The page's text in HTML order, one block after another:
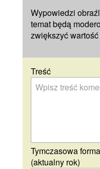
Wypowiedzi
temat będą
zwiększyć
Treść
Tymczasowa
(aktualny rok)